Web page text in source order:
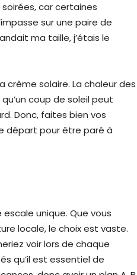
car certaines
sur une paire de
ma taille, j’étais le
crème solaire. La chaleur des
coup de soleil peut
Donc, faites bien vos
départ pour être paré à
unique. Que vous
locale, le choix est vaste.
voir lors de chaque
qu’il est essentiel de